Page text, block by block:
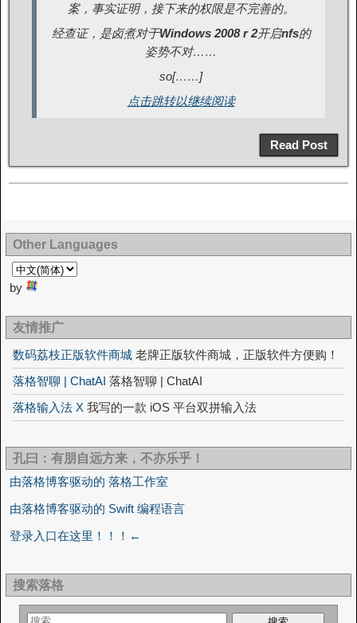
案，事实证明，接下来的权限是不完善的。
经查证，是卤煮对于Windows 2008 r 2开启nfs的
姿势不对……
so[……]
点击跳转以继续阅读
Read Post
Other Languages
by
友情推广
数码荔枝正版软件商城 老牌正版软件商城，正版软件方便购！
落格智聊 | ChatAI 落格智聊 | ChatAI
落格输入法 X 我写的一款 iOS 平台双拼输入法
孔曰：有朋自远方来，不亦乐乎！
由落格博客驱动的 落格工作室
由落格博客驱动的 Swift 编程语言
登录入口在这里！！！←
搜索落格